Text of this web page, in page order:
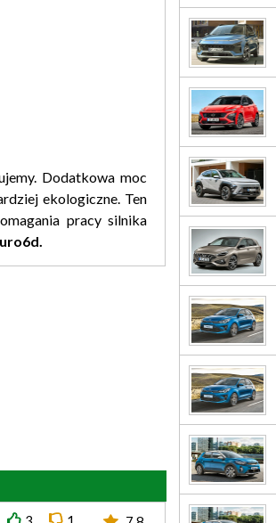
Dodatkowa moc
ekologiczne. Ten
pracy silnika